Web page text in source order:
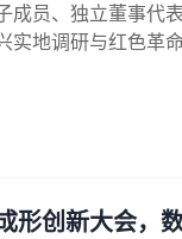
员、独立董事代
实地调研与红色革
业农村部定点帮
大等议题深入交流
形创新大会，